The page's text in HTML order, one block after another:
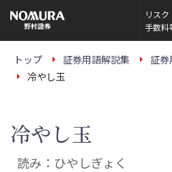
の
ー
リスク
手数料
トップ 証券用語解説集
証
冷やし玉
冷やし玉
読み：ひやしぎょく